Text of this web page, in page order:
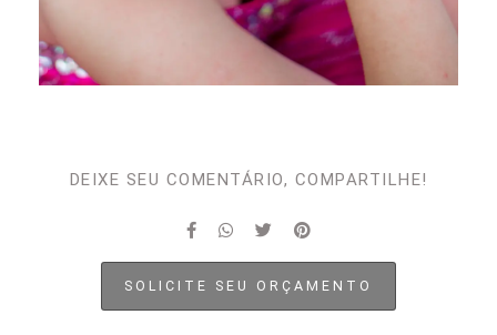
DEIXE SEU COMENTÁRIO, COMPARTILHE!
SOLICITE SEU ORÇAMENTO